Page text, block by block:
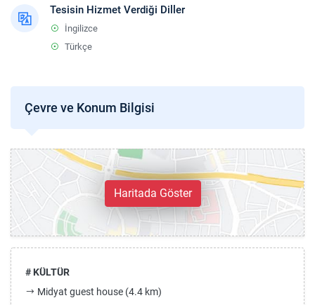
Tesisin Hizmet Verdiği Diller
İngilizce
Türkçe
Çevre ve Konum Bilgisi
Haritada Göster
# KÜLTÜR
Midyat guest house (4.4 km)